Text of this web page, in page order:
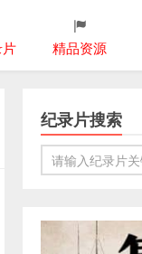
精品资源
纪录片搜索